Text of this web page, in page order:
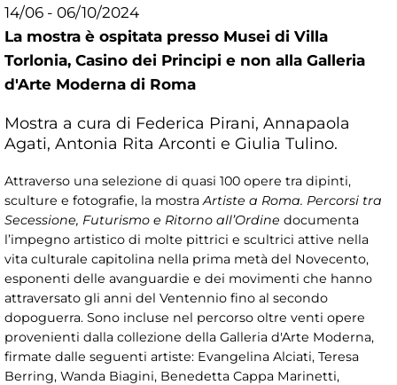
14/06 - 06/10/2024
La mostra è ospitata presso Musei di Villa
Torlonia, Casino dei Principi e non alla Galleria
d'Arte Moderna di Roma
Mostra a cura di Federica Pirani, Annapaola
Agati, Antonia Rita Arconti e Giulia Tulino.
Attraverso una selezione di quasi 100 opere tra dipinti,
sculture e fotografie, la mostraArtiste a Roma. Percorsi tra
Secessione, Futurismo e Ritorno all’Ordine documenta
l’impegno artistico di molte pittrici e scultrici attive nella
vita culturale capitolina nella prima metà del Novecento,
esponenti delle avanguardie e dei movimenti che hanno
attraversato gli anni del Ventennio fino al secondo
dopoguerra. Sono incluse nel percorso oltre venti opere
provenienti dalla collezione della Galleria d'Arte Moderna,
firmate dalle seguenti artiste: Evangelina Alciati, Teresa
Berring, Wanda Biagini, Benedetta Cappa Marinetti,